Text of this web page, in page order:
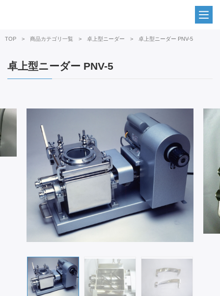
TOP 商品カテゴリ一覧 卓上型ニーダー 卓上型ニーダー PNV-5
卓上型ニーダー PNV-5